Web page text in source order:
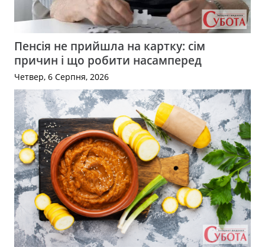
Пенсія не прийшла на картку: сім
причин і що робити насамперед
Четвер, 6 Серпня, 2026